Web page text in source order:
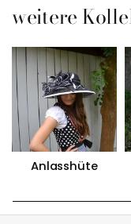
weitere
Anlasshüte